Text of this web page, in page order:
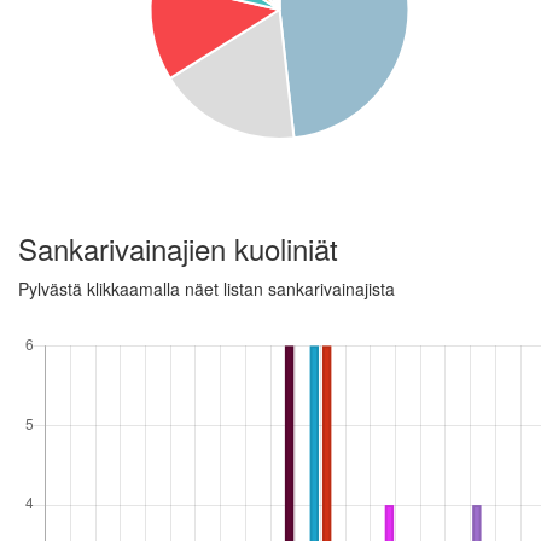
Sankarivainajien kuoliniät
Pylvästä klikkaamalla näet listan sankarivainajista